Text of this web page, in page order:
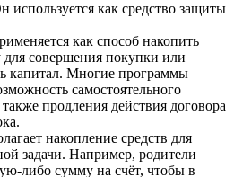
используется как средство защиты
как способ накопить
совершения покупки или
капитал. Многие программы
самостоятельного
продления действия договора
накопление средств для
задачи. Например, родители
либо сумму на счёт, чтобы в